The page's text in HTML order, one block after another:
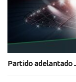
Partido adelantado